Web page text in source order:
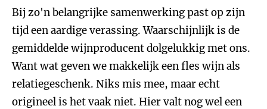
Bij zo'n belangrijke samenwerking past op zijn
tijd een aardige verassing. Waarschijnlijk is de
gemiddelde wijnproducent dolgelukkig met ons.
Want wat geven we makkelijk een fles wijn als
relatiegeschenk. Niks mis mee, maar echt
origineel is het vaak niet. Hier valt nog wel een